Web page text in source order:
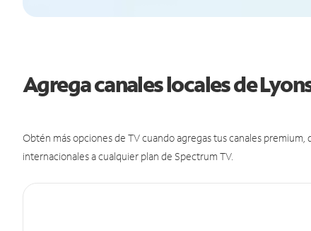
Agrega canales locales de
Obtén más opciones de TV cuando agregas tus canales
internacionales a cualquier plan de Spectrum TV.